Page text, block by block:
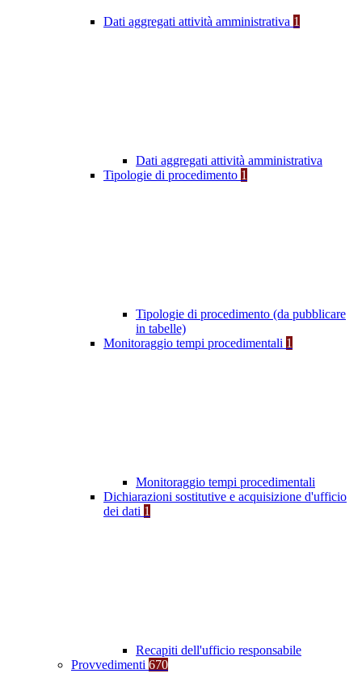
Dati aggregati attività amministrativa 1
Dati aggregati attività amministrativa
Tipologie di procedimento 1
Tipologie di procedimento (da pubblicare
in tabelle)
Monitoraggio tempi procedimentali 1
Monitoraggio tempi procedimentali
Dichiarazioni sostitutive e acquisizione d'ufficio
dei dati 1
Recapiti dell'ufficio responsabile
Provvedimenti 670